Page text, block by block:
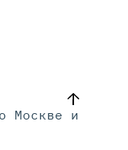
Москве и